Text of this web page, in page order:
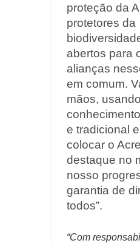
proteção da
protetores da
abertos para
alianças
em comum.
mãos,
e tradicional
colocar o
destaque no
nosso
garantia de
todos”.
“Com